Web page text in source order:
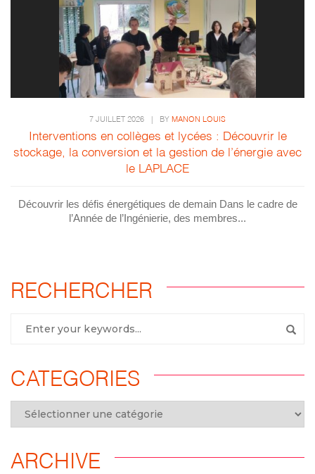
7 JUILLET 2026 BY MANON LOUIS
Interventions en collèges et lycées : Découvrir le
stockage, la conversion et la gestion de l’énergie avec
le LAPLACE
Découvrir les défis énergétiques de demain Dans le cadre de
l’Année de l’Ingénierie, des membres...
RECHERCHER
CATEGORIES
ARCHIVE